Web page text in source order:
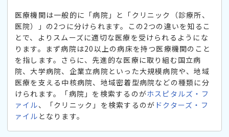
医療機関は一般的に「病院」と「クリニック（診療所、
医院）」の2つに分けられます。この2つの違いを知るこ
とで、よりスムーズに適切な医療を受けられるようにな
ります。まず病院は20以上の病床を持つ医療機関のこと
を指します。さらに、先進的な医療に取り組む国立病
院、大学病院、企業立病院といった大規模病院や、地域
医療を支える中核病院、地域密着型病院などの種類に分
けられます。「病院」を検索するのがホスピタルズ・フ
ァイル、「クリニック」を検索するのが ドクターズ・フ
ァイル となります。